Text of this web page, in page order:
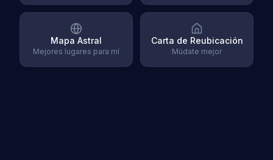
Mapa Astral
Mejores lugares para mí
Carta de Reubicación
Múdate mejor